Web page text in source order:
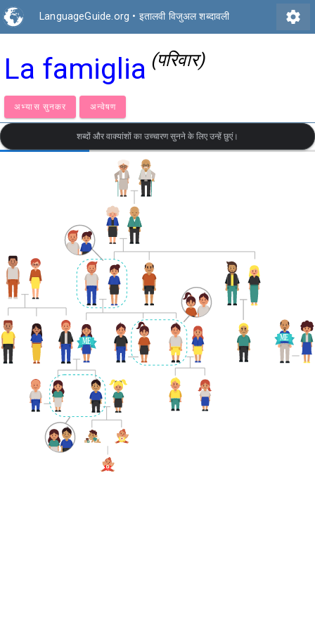
LanguageGuide.org • इतालवी विजुअल शब्दावली settings
La famiglia (परिवार)
अभ्यास सुनकर अन्वेषण
शब्दों और वाक्यांशों का उच्चारण सुनने के लिए उन्हें छुएं।